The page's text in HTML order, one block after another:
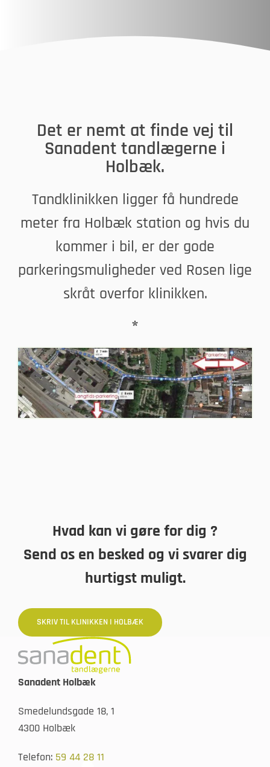
Det er nemt at finde vej til
Sanadent tandlægerne i
Holbæk.
Tandklinikken ligger få hundrede
meter fra Holbæk station og hvis du
kommer i bil, er der gode
parkeringsmuligheder ved Rosen lige
skråt overfor klinikken.
*
Hvad kan vi gøre for dig ?
Send os en besked og vi svarer dig
hurtigst muligt.
SKRIV TIL KLINIKKEN I HOLBÆK
Sanadent Holbæk
Smedelundsgade 18, 1
4300 Holbæk
Telefon: 59 44 28 11